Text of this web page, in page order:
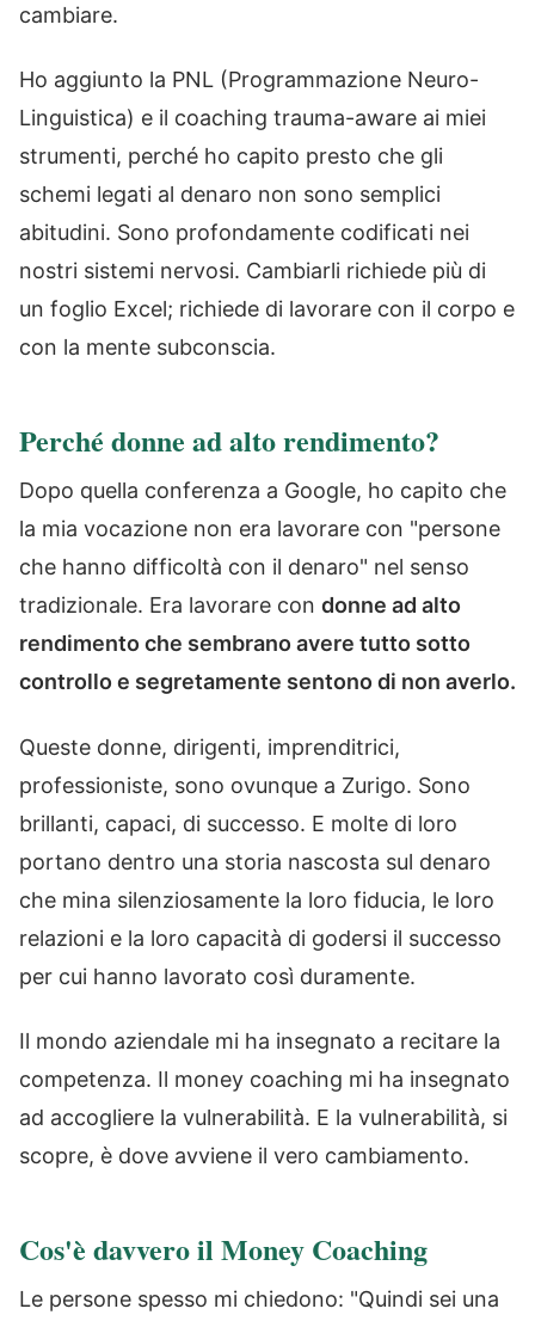
cambiare.
Ho aggiunto la PNL (Programmazione Neuro-
Linguistica) e il coaching trauma-aware ai miei
strumenti, perché ho capito presto che gli
schemi legati al denaro non sono semplici
abitudini. Sono profondamente codificati nei
nostri sistemi nervosi. Cambiarli richiede più di
un foglio Excel; richiede di lavorare con il corpo e
con la mente subconscia.
Perché donne ad alto rendimento?
Dopo quella conferenza a Google, ho capito che
la mia vocazione non era lavorare con "persone
che hanno difficoltà con il denaro" nel senso
tradizionale. Era lavorare con donne ad alto
rendimento che sembrano avere tutto sotto
controllo e segretamente sentono di non averlo.
Queste donne, dirigenti, imprenditrici,
professioniste, sono ovunque a Zurigo. Sono
brillanti, capaci, di successo. E molte di loro
portano dentro una storia nascosta sul denaro
che mina silenziosamente la loro fiducia, le loro
relazioni e la loro capacità di godersi il successo
per cui hanno lavorato così duramente.
Il mondo aziendale mi ha insegnato a recitare la
competenza. Il money coaching mi ha insegnato
ad accogliere la vulnerabilità. E la vulnerabilità, si
scopre, è dove avviene il vero cambiamento.
Cos'è davvero il Money Coaching
Le persone spesso mi chiedono: "Quindi sei una